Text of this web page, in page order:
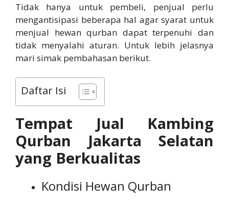
Tidak hanya untuk pembeli, penjual perlu
mengantisipasi beberapa hal agar syarat untuk
menjual hewan qurban dapat terpenuhi dan
tidak menyalahi aturan. Untuk lebih jelasnya
mari simak pembahasan berikut.
Daftar Isi
Tempat Jual
Kambing
Qurban Jakarta Selatan
yang Berkualitas
Kondisi Hewan Qurban